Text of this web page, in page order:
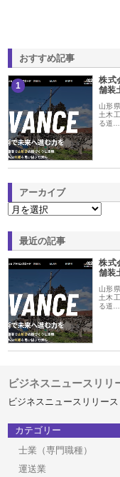
おすすめ記事
1
株式
舗装
山形
土木
る道…
アーカイブ
最近の記事
株式
舗装
山形
土木
る道…
ビジネスニュースリリ
ビジネスニュースリリース
カテゴリー
士業（専門職種）
運送業